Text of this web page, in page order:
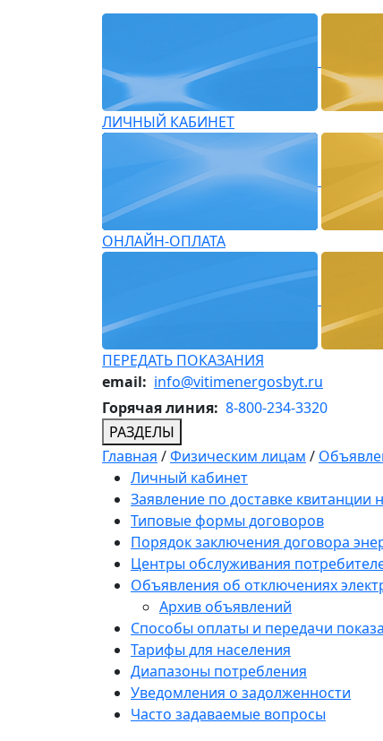
ЛИЧНЫЙ КАБИНЕТ
ОНЛАЙН-ОПЛАТА
ПЕРЕДАТЬ ПОКАЗАНИЯ
email: info@vitimenergosbyt.ru
Горячая линия: 8-800-234-3320
РАЗДЕЛЫ
Главная /Физическим лицам /
Личный кабинет
Заявление по доставке квитанции
Типовые формы договоров
Порядок заключения договора
Центры обслуживания
Объявления об отключениях
Архив объявлений
Способы оплаты и передачи
Тарифы для населения
Диапазоны потребления
Уведомления о задолженности
Часто задаваемые вопросы